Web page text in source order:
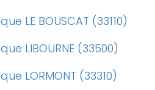
LE BOUSCAT (33110)
LIBOURNE (33500)
LORMONT (33310)